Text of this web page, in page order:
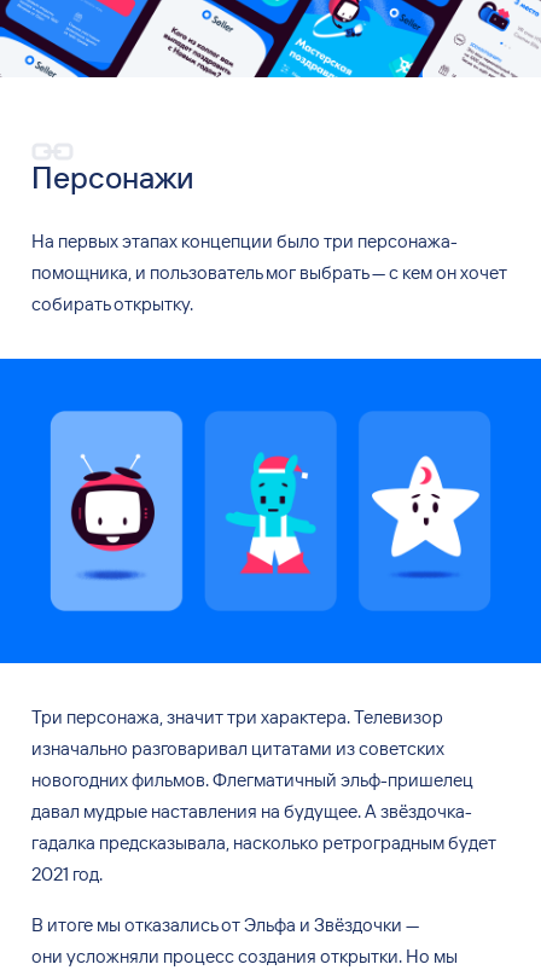
Персонажи
На первых этапах концепции было три персонажа-
помощника, и пользователь мог выбрать — с кем онхочет
собирать открытку.
Три персонажа, значит три характера. Телевизор
изначально разговаривал цитатами изсоветских
новогодних фильмов. Флегматичный эльф-пришелец
давал мудрые наставления на будущее. Азвёздочка-
гадалка предсказывала, насколько ретроградным будет
2021 год.
В итоге мы отказались отЭльфа и Звёздочки —
они усложняли процесс создания открытки. Но мы